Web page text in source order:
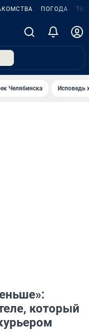
ПОГОДА
Челябинска Исповедь
который